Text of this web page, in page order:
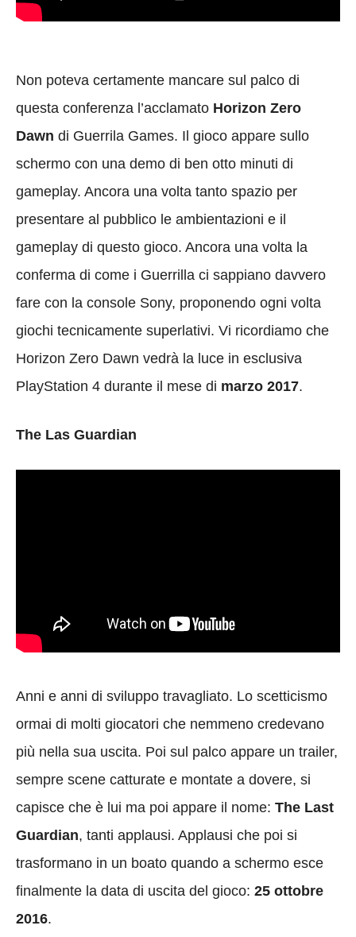
Non poteva certamente mancare sul palco di
questa conferenza l’acclamato Horizon Zero
Dawn di Guerrila Games. Il gioco appare sullo
schermo con una demo di ben otto minuti di
gameplay. Ancora una volta tanto spazio per
presentare al pubblico le ambientazioni e il
gameplay di questo gioco. Ancora una volta la
conferma di come i Guerrilla ci sappiano davvero
fare con la console Sony, proponendo ogni volta
giochi tecnicamente superlativi. Vi ricordiamo che
Horizon Zero Dawn vedrà la luce in esclusiva
PlayStation 4 durante il mese di marzo 2017.
The Las Guardian
Anni e anni di sviluppo travagliato. Lo scetticismo
ormai di molti giocatori che nemmeno credevano
più nella sua uscita. Poi sul palco appare un trailer,
sempre scene catturate e montate a dovere, si
capisce che è lui ma poi appare il nome: The Last
Guardian, tanti applausi. Applausi che poi si
trasformano in un boato quando a schermo esce
finalmente la data di uscita del gioco: 25 ottobre
2016.